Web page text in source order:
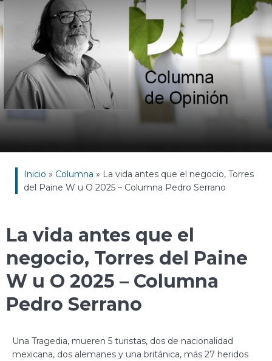
Inicio » Columna » La vida antes que el negocio, Torres
del Paine W u O 2025 – Columna Pedro Serrano
La vida antes que el
negocio, Torres del Paine
W u O 2025 – Columna
Pedro Serrano
Una Tragedia, mueren 5 turistas, dos de nacionalidad
mexicana, dos alemanes y una británica, más 27 heridos